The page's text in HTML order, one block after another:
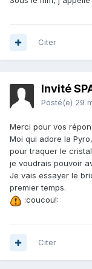
Citer
Invité
Posté(e) 29
Merci pour vos
Moi qui adore la
pour traquer le
je voudrais pouvoir
Je vais essayer le
premier temps.
:coucou!:
Citer